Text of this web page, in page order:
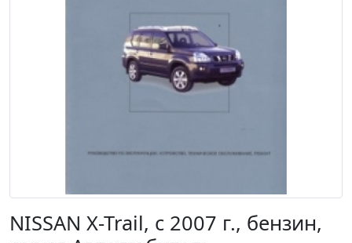
NISSAN X-Trail, с 2007 г., бензин,